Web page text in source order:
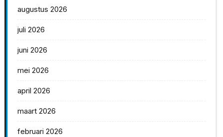
augustus 2026
juli 2026
juni 2026
mei 2026
april 2026
maart 2026
februari 2026